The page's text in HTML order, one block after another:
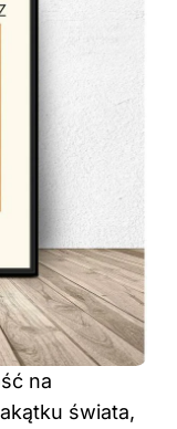
na
świata,